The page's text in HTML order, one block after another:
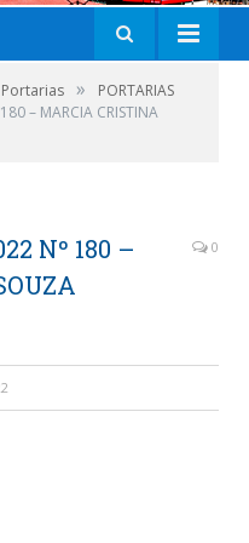
Portarias »
PORTARIAS
– MARCIA CRISTINA
Nº 180 –
0